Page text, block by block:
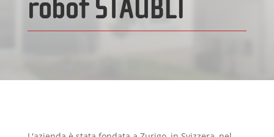
robot STÄUBLI